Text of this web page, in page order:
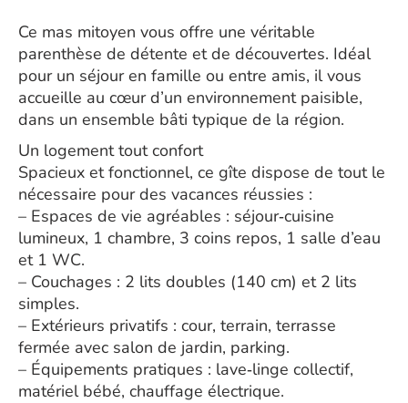
Ce mas mitoyen vous offre une véritable
parenthèse de détente et de découvertes. Idéal
pour un séjour en famille ou entre amis, il vous
accueille au cœur d’un environnement paisible,
dans un ensemble bâti typique de la région.
Un logement tout confort
Spacieux et fonctionnel, ce gîte dispose de tout le
nécessaire pour des vacances réussies :
– Espaces de vie agréables : séjour‑cuisine
lumineux, 1 chambre, 3 coins repos, 1 salle d’eau
et 1 WC.
– Couchages : 2 lits doubles (140 cm) et 2 lits
simples.
– Extérieurs privatifs : cour, terrain, terrasse
fermée avec salon de jardin, parking.
– Équipements pratiques : lave‑linge collectif,
matériel bébé, chauffage électrique.